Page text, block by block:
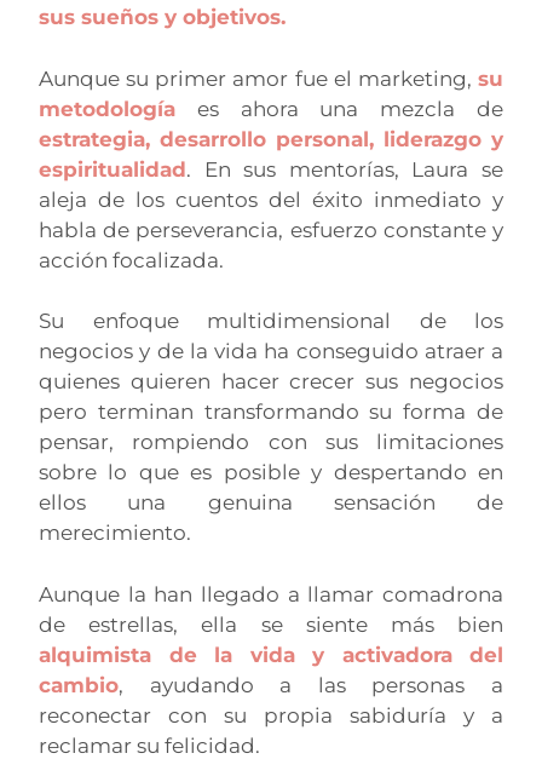
sus sueños y objetivos.
Aunque su primer amor fue el marketing, su
metodología es ahora una mezcla de
estrategia, desarrollo personal, liderazgo y
espiritualidad. En sus mentorías, Laura se
aleja de los cuentos del éxito inmediato y
habla de perseverancia, esfuerzo constante y
acción focalizada.
Su enfoque multidimensional de los
negocios y de la vida ha conseguido atraer a
quienes quieren hacer crecer sus negocios
pero terminan transformando su forma de
pensar, rompiendo con sus limitaciones
sobre lo que es posible y despertando en
ellos una genuina sensación de
merecimiento.
Aunque la han llegado a llamar comadrona
de estrellas, ella se siente más bien
alquimista de la vida y activadora del
cambio, ayudando a las personas a
reconectar con su propia sabiduría y a
reclamar su felicidad.